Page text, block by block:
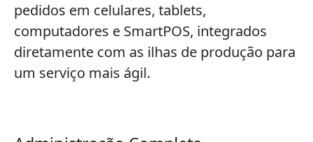
pedidos em celulares, tablets,
computadores e SmartPOS, integrados
diretamente com as ilhas de produção para
um serviço mais ágil.